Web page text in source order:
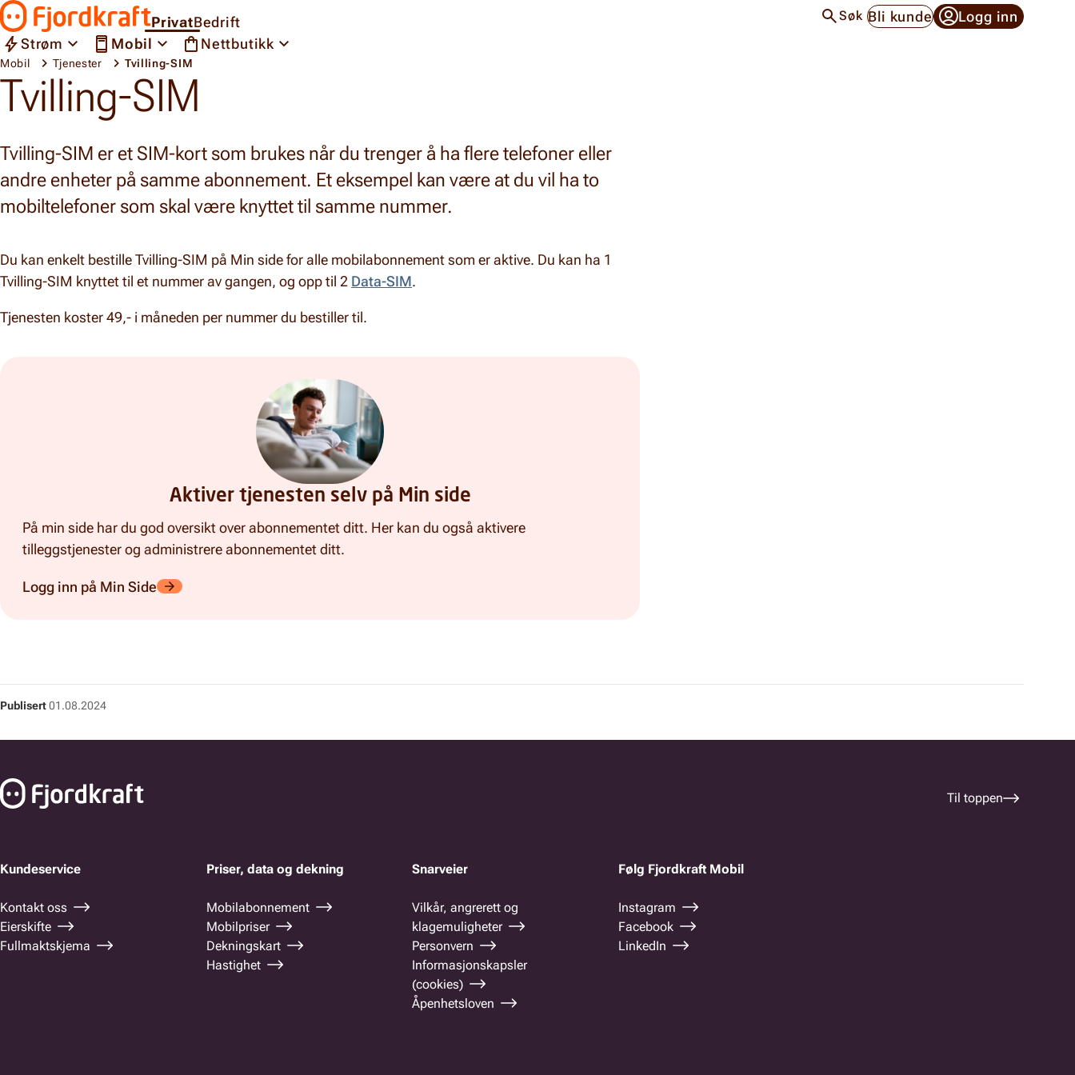
Hopp til innhold
Gå til forsiden
PrivatBedrift Søk Bli kunde
Logg inn
Strøm
Mobil Nettbutikk
Mobil Tjenester Tvilling-SIM
Tvilling-SIM
Tvilling-SIM er et SIM-kort som brukes når du trenger å ha flere telefoner eller
andre enheter på samme abonnement. Et eksempel kan være at du vil ha to
mobiltelefoner som skal være knyttet til samme nummer.
Du kan enkelt bestille Tvilling-SIM på Min side for alle mobilabonnement som er aktive. Du kan ha 1
Tvilling-SIM knyttet til et nummer av gangen, og opp til 2 Data-SIM.
Tjenesten koster 49,- i måneden per nummer du bestiller til.
Aktiver tjenesten selv på Min side
På min side har du god oversikt over abonnementet ditt. Her kan du også aktivere
tilleggstjenester og administrere abonnementet ditt.
Logg inn på Min Side
Publisert01.08.2024
Til toppen
Kundeservice
Kontakt oss
Eierskifte
Fullmaktskjema
Priser, data og dekning
Mobilabonnement
Mobilpriser
Dekningskart
Hastighet
Snarveier
Vilkår, angrerett og
klagemuligheter
Personvern
Informasjonskapsler
(cookies)
Åpenhetsloven
Følg Fjordkraft Mobil
Instagram
Facebook
LinkedIn